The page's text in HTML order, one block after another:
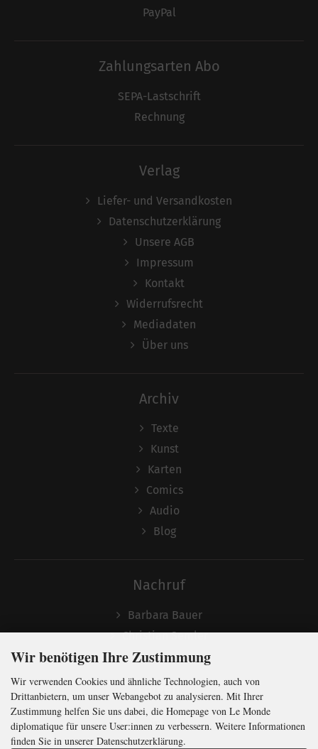
PayPal
Zahlungsarten Abo
SEPA-Lastschrift
Rechnung
Verlag
Liefer- und Versandkosten
Datenschutzerklärung
Unsere AGB
Impressum
Kontakt
Widerrufsrecht
Mediadaten
Über uns
Archiv
Texte
Kunst
Karten
Comics
Audio
Blog
Nachruf
Barbara Bauer
Christian Semler
Folgen
Wir benötigen Ihre Zustimmung
Wir verwenden Cookies und ähnliche Technologien, auch von
Drittanbietern, um unser Webangebot zu analysieren. Mit Ihrer
Zustimmung helfen Sie uns dabei, die Homepage von Le Monde
diplomatique für unsere User:innen zu verbessern. Weitere Informationen
finden Sie in unserer Datenschutzerklärung.